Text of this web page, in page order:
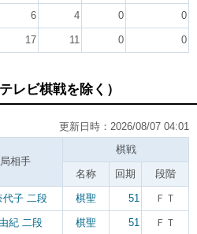
6 4 0 0
17 11 0 0
レビ棋戦を除く）
更新日時：2026/08/07 04:01
相手
棋戦
名称 回期 段階
代子 二段 棋聖 51 ＦＴ
紀 二段 棋聖 51 ＦＴ